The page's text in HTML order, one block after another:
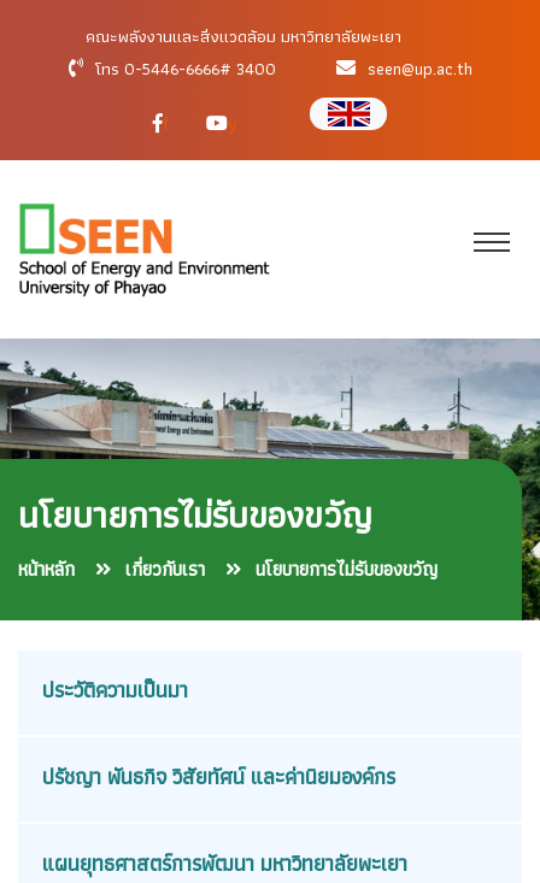
คณะพลังงานและสิ่งแวดล้อม มหาวิทยาลัยพะเยา
โทร 0-5446-6666# 3400
seen@up.ac.th
f y
นโยบายการไม่รับของขวัญ
หน้าหลัก เกี่ยวกับเรา นโยบายการไม่รับของขวัญ
ประวัติความเป็นมา
ปรัชญา พันธกิจ วิสัยทัศน์ และค่านิยมองค์กร
แผนยุทธศาสตร์การพัฒนา มหาวิทยาลัยพะเยา